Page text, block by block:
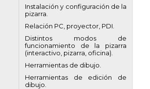
Instalación y configuración de la
pizarra.
Relación PC, proyector, PDI.
Distintos modos de
funcionamiento de la pizarra
(interactivo, pizarra, oficina).
Herramientas de dibujo.
Herramientas de edición de
dibujo.